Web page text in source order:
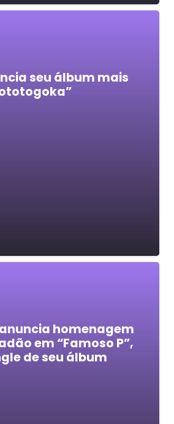
seu álbum mais
homenagem
em “Famoso P”,
de seu álbum